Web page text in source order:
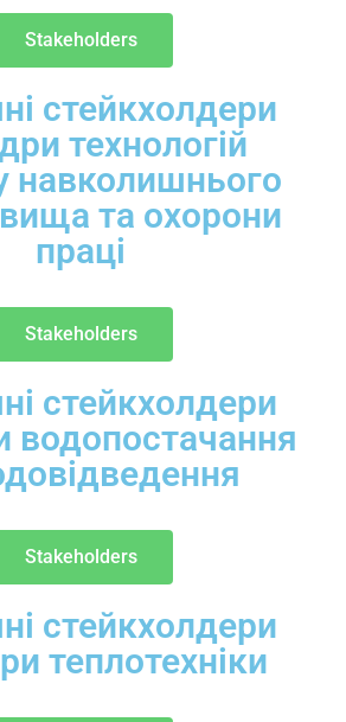
Stakeholders
стейкхолдери
технологій
навколишнього
та охорони
праці
Stakeholders
стейкхолдери
водопостачання
Stakeholders
стейкхолдери
теплотехніки